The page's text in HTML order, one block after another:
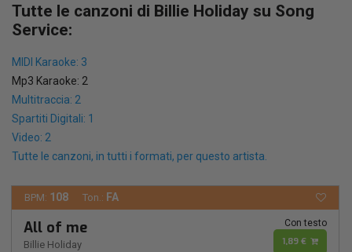
Tutte le canzoni di Billie Holiday su Song
Service:
MIDI Karaoke: 3
Mp3 Karaoke: 2
Multitraccia: 2
Spartiti Digitali: 1
Video: 2
Tutte le canzoni, in tutti i formati, per questo artista.
BPM: 108 Ton.: FA
All of me
Billie Holiday
Con testo
1,89 €